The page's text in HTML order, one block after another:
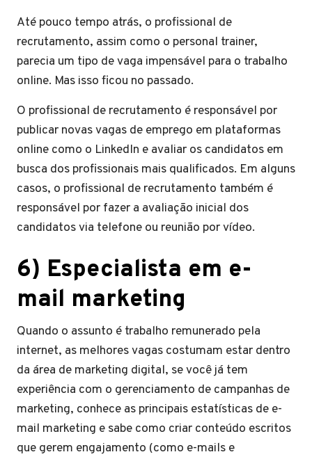
Até pouco tempo atrás, o profissional de
recrutamento, assim como o personal trainer,
parecia um tipo de vaga impensável para o trabalho
online. Mas isso ficou no passado.
O profissional de recrutamento é responsável por
publicar novas vagas de emprego em plataformas
online como o LinkedIn e avaliar os candidatos em
busca dos profissionais mais qualificados. Em alguns
casos, o profissional de recrutamento também é
responsável por fazer a avaliação inicial dos
candidatos via telefone ou reunião por vídeo.
6) Especialista em e-
mail marketing
Quando o assunto é trabalho remunerado pela
internet, as melhores vagas costumam estar dentro
da área de marketing digital, se você já tem
experiência com o gerenciamento de campanhas de
marketing, conhece as principais estatísticas de e-
mail marketing e sabe como criar conteúdo escritos
que gerem engajamento (como e-mails e